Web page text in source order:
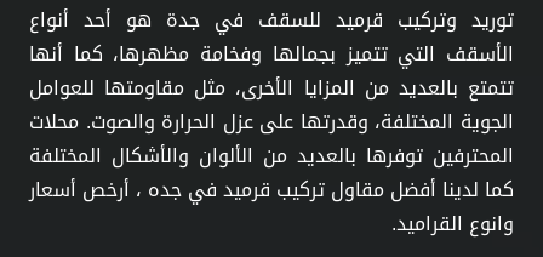
توريد وتركيب قرميد للسقف في جدة هو أحد أنواع
الأسقف التي تتميز بجمالها وفخامة مظهرها، كما أنها
تتمتع بالعديد من المزايا الأخرى، مثل مقاومتها للعوامل
الجوية المختلفة، وقدرتها على عزل الحرارة والصوت. محلات
المحترفين توفرها بالعديد من الألوان والأشكال المختلفة
كما لدينا أفضل مقاول تركيب قرميد في جده ، أرخص أسعار
وانوع القراميد.